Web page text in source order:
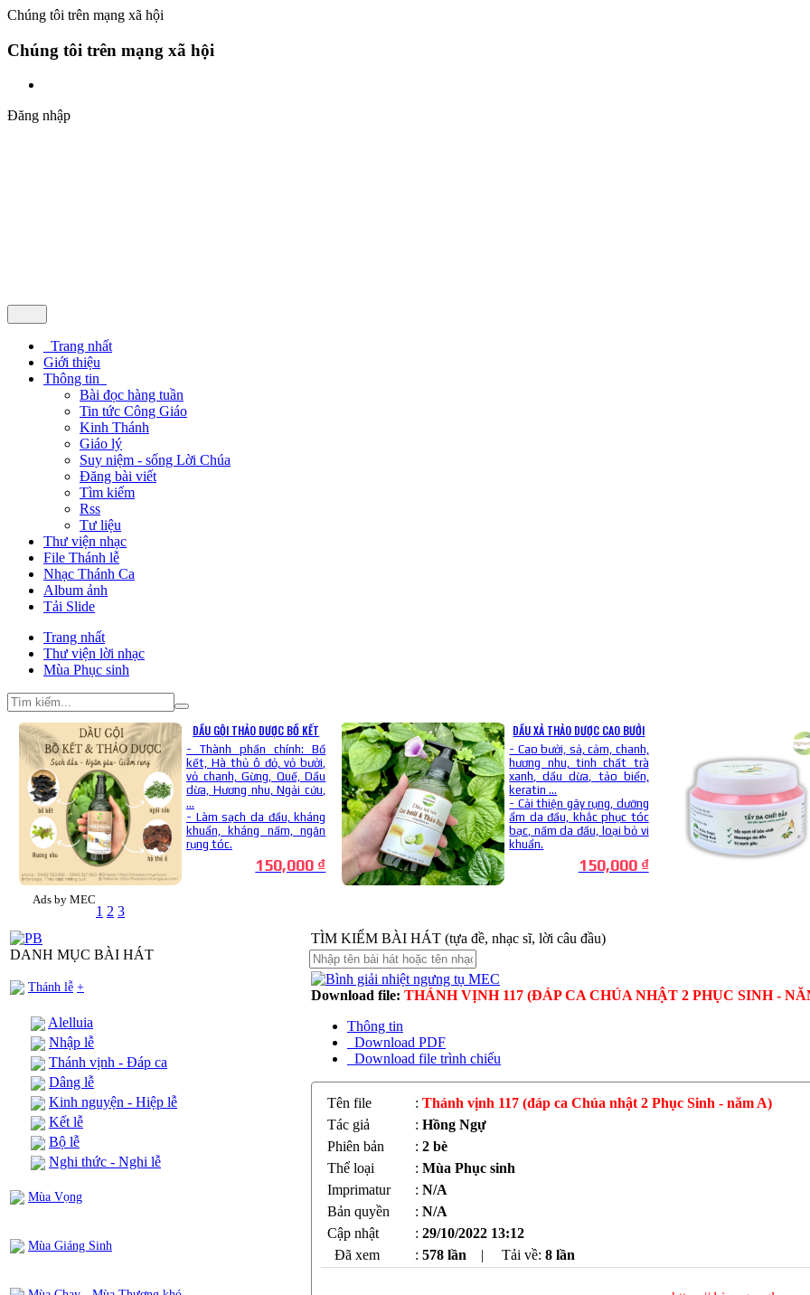
Chúng tôi trên mạng xã hội
Chúng tôi trên mạng xã hội
Đăng nhập
Trang nhất
Giới thiệu
Thông tin
Bài đọc hàng tuần
Tin tức Công Giáo
Kinh Thánh
Giáo lý
Suy niệm - sống Lời Chúa
Đăng bài viết
Tìm kiếm
Rss
Tư liệu
Thư viện nhạc
File Thánh lễ
Nhạc Thánh Ca
Album ảnh
Tải Slide
Trang nhất
Thư viện lời nhạc
Mùa Phục sinh
DANH MỤC BÀI HÁT
Thánh lễ +
Alelluia
Nhập lễ
Thánh vịnh - Đáp ca
Dâng lễ
Kinh nguyện - Hiệp lễ
Kết lễ
Bộ lễ
Nghi thức - Nghi lễ
Mùa Vọng
Mùa Giáng Sinh
TÌM KIẾM BÀI HÁT (tựa đề, nhạc sĩ, lời câu đầu)
Download file: THÁNH VỊNH 117 (ĐÁP CA CHÚA NHẬT 2 PHỤC SINH -
Thông tin
Download PDF
Download file trình chiếu
Tên file : Thánh vịnh 117 (đáp ca Chúa nhật 2 Phục Sinh - năm A)
Tác giả
: Hồng Ngự
Phiên bản
: 2 bè
Thể loại
: Mùa Phục sinh
Imprimatur
: N/A
Bản quyền
: N/A
Cập nhật
: 29/10/2022 13:12
Đã xem
: 578 lần | Tải về: 8 lần